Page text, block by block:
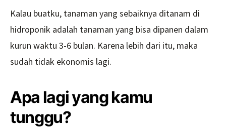
Kalau buatku, tanaman yang sebaiknya ditanam di
hidroponik adalah tanaman yang bisa dipanen dalam
kurun waktu 3-6 bulan. Karena lebih dari itu, maka
sudah tidak ekonomis lagi.
Apa lagi yang kamu
tunggu?